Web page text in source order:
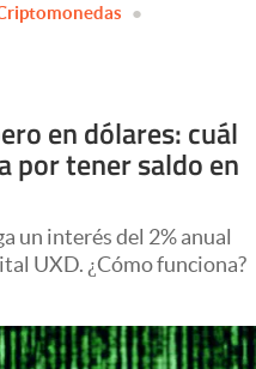
en dólares: cuál
por tener saldo en
un interés del 2% anual
UXD. ¿Cómo funciona?